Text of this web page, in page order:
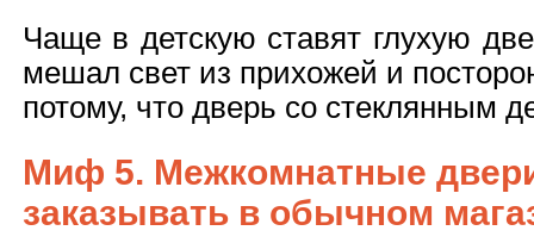
Чаще в детскую ставят глухую
мешал свет из прихожей и
потому, что дверь со стеклянным
Миф 5. Межкомнатные
заказывать в обычном